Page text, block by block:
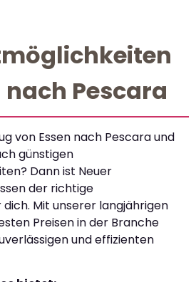
nach Pescara
von Essen nach Pescara und
günstigen
Dann ist Neuer
der richtige
Mit unserer langjährigen
Preisen in der Branche
und effizienten